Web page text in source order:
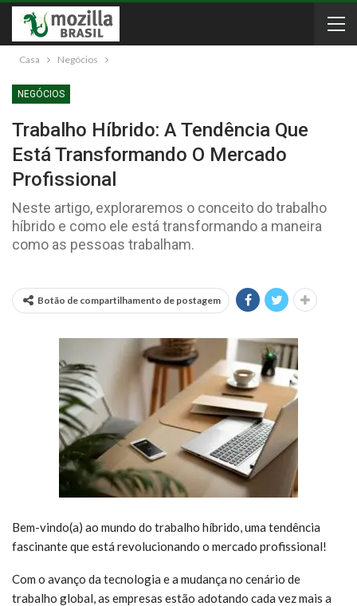
Casa Negócios
NEGÓCIOS
Trabalho Híbrido: A Tendência Que
Está Transformando O Mercado
Profissional
Neste artigo, exploraremos o conceito do trabalho
híbrido e como ele está transformando a maneira
como as pessoas trabalham.
Botão de compartilhamento de postagem
Bem-vindo(a) ao mundo do trabalho híbrido, uma tendência
fascinante que está revolucionando o mercado profissional!
Com o avanço da tecnologia e a mudança no cenário de
trabalho global, as empresas estão adotando cada vez mais a